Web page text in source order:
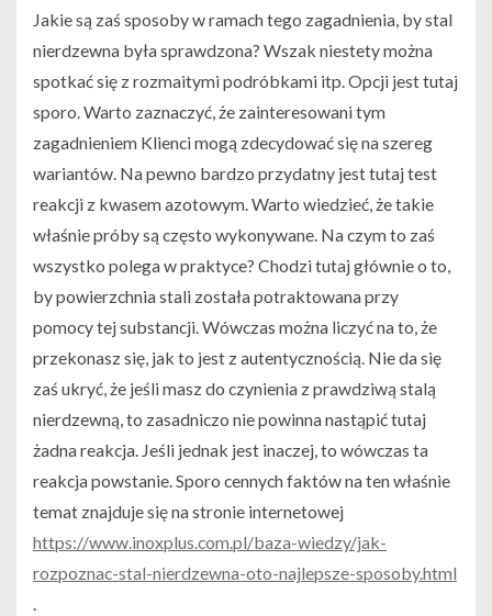
Jakie są zaś sposoby w ramach tego zagadnienia, by stal
nierdzewna była sprawdzona? Wszak niestety można
spotkać się z rozmaitymi podróbkami itp. Opcji jest tutaj
sporo. Warto zaznaczyć, że zainteresowani tym
zagadnieniem Klienci mogą zdecydować się na szereg
wariantów. Na pewno bardzo przydatny jest tutaj test
reakcji z kwasem azotowym. Warto wiedzieć, że takie
właśnie próby są często wykonywane. Na czym to zaś
wszystko polega w praktyce? Chodzi tutaj głównie o to,
by powierzchnia stali została potraktowana przy
pomocy tej substancji. Wówczas można liczyć na to, że
przekonasz się, jak to jest z autentycznością. Nie da się
zaś ukryć, że jeśli masz do czynienia z prawdziwą stalą
nierdzewną, to zasadniczo nie powinna nastąpić tutaj
żadna reakcja. Jeśli jednak jest inaczej, to wówczas ta
reakcja powstanie. Sporo cennych faktów na ten właśnie
temat znajduje się na stronie internetowej
https://www.inoxplus.com.pl/baza-wiedzy/jak-
rozpoznac-stal-nierdzewna-oto-najlepsze-sposoby.html
.